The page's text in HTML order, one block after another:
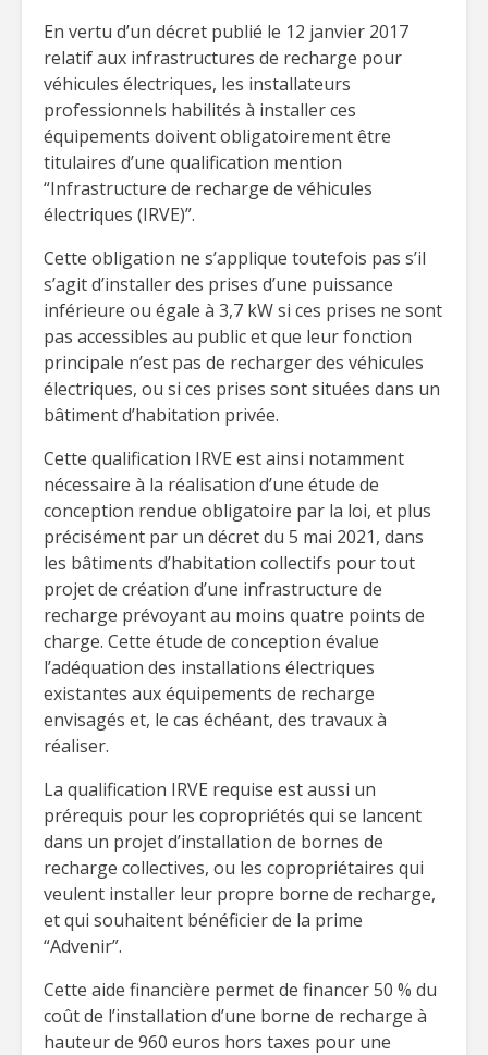
En vertu d’un décret publié le 12 janvier 2017
relatif aux infrastructures de recharge pour
véhicules électriques, les installateurs
professionnels habilités à installer ces
équipements doivent obligatoirement être
titulaires d’une qualification mention
“Infrastructure de recharge de véhicules
électriques (IRVE)”.
Cette obligation ne s’applique toutefois pas s’il
s’agit d’installer des prises d’une puissance
inférieure ou égale à 3,7 kW si ces prises ne sont
pas accessibles au public et que leur fonction
principale n’est pas de recharger des véhicules
électriques, ou si ces prises sont situées dans un
bâtiment d’habitation privée.
Cette qualification IRVE est ainsi notamment
nécessaire à la réalisation d’une étude de
conception rendue obligatoire par la loi, et plus
précisément par un décret du 5 mai 2021, dans
les bâtiments d’habitation collectifs pour tout
projet de création d’une infrastructure de
recharge prévoyant au moins quatre points de
charge. Cette étude de conception évalue
l’adéquation des installations électriques
existantes aux équipements de recharge
envisagés et, le cas échéant, des travaux à
réaliser.
La qualification IRVE requise est aussi un
prérequis pour les copropriétés qui se lancent
dans un projet d’installation de bornes de
recharge collectives, ou les copropriétaires qui
veulent installer leur propre borne de recharge,
et qui souhaitent bénéficier de la prime
“Advenir”.
Cette aide financière permet de financer 50 % du
coût de l’installation d’une borne de recharge à
hauteur de 960 euros hors taxes pour une